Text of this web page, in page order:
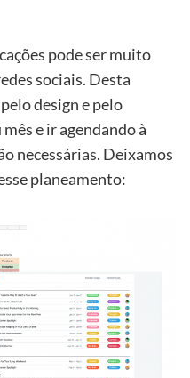
pode ser muito
sociais. Desta
design e pelo
e ir agendando à
necessárias. Deixamos
planeamento: